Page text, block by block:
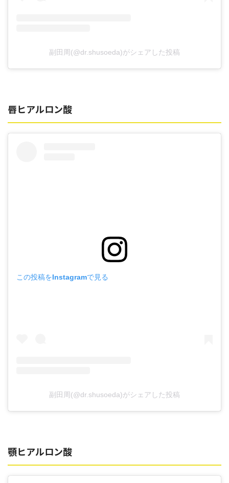
副田周(@dr.shusoeda)がシェアした投稿
唇ヒアルロン酸
この投稿をInstagramで見る
副田周(@dr.shusoeda)がシェアした投稿
顎ヒアルロン酸